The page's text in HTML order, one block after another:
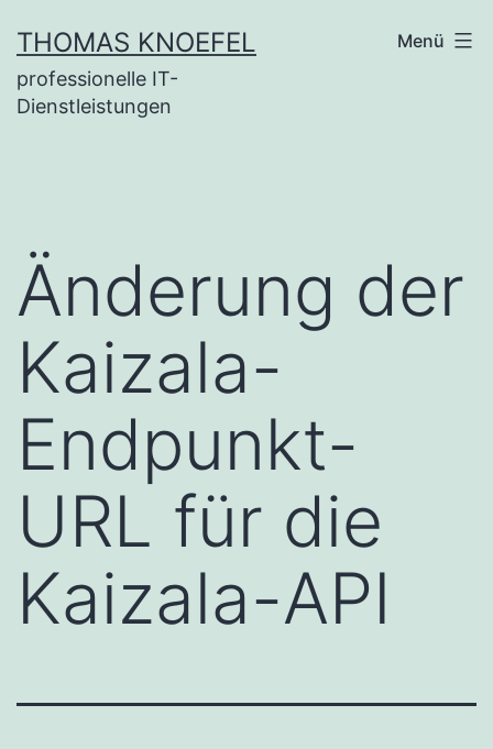
Inhalt
springen
THOMAS KNOEFEL
professionelle IT-
Dienstleistungen
Menü
Änderung der
Kaizala-
Endpunkt-
URL für die
Kaizala-API